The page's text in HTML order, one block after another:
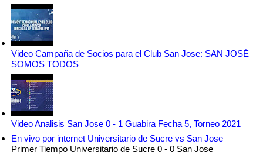
Video Campaña de Socios para el Club San Jose: SAN JOSÉ
SOMOS TODOS
Video Analisis San Jose 0 - 1 Guabira Fecha 5, Torneo 2021
En vivo por internet Universitario de Sucre vs San Jose
Primer Tiempo Universitario de Sucre 0 - 0 San Jose